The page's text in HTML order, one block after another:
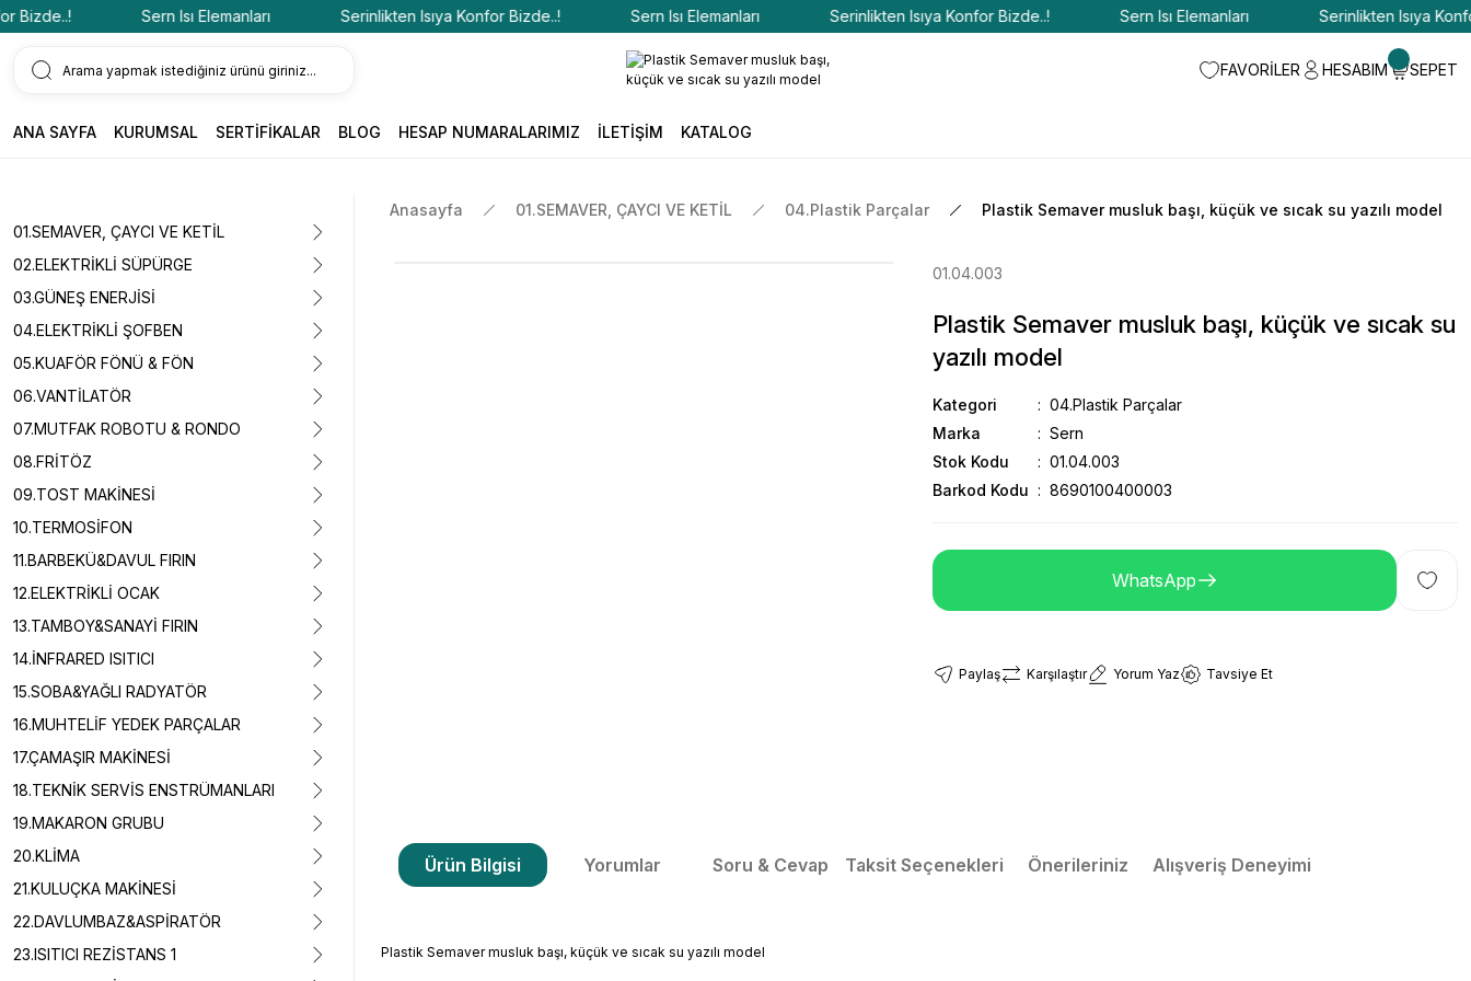
Sern Isı Elemanları Serinlikten Isıya Konfor Bizde..! Sern Isı Elemanları Serinlikten Isıya Konfor Bizde..! Sern Isı Elemanları Serinlikten Isıya Konfor
FAVORİLER HESABIM SEPET
ANA SAYFA KURUMSAL SERTİFİKALAR BLOG HESAP NUMARALARIMIZ İLETİŞİM KATALOG
01.SEMAVER, ÇAYCI VE KETİL
02.ELEKTRİKLİ SÜPÜRGE
03.GÜNEŞ ENERJİSİ
04.ELEKTRİKLİ ŞOFBEN
05.KUAFÖR FÖNÜ & FÖN
06.VANTİLATÖR
07.MUTFAK ROBOTU & RONDO
08.FRİTÖZ
09.TOST MAKİNESİ
10.TERMOSİFON
11.BARBEKÜ&DAVUL FIRIN
12.ELEKTRİKLİ OCAK
13.TAMBOY&SANAYİ FIRIN
14.İNFRARED ISITICI
15.SOBA&YAĞLI RADYATÖR
16.MUHTELİF YEDEK PARÇALAR
17.ÇAMAŞIR MAKİNESİ
18.TEKNİK SERVİS ENSTRÜMANLARI
19.MAKARON GRUBU
20.KLİMA
21.KULUÇKA MAKİNESİ
22.DAVLUMBAZ&ASPİRATÖR
23.ISITICI REZİSTANS 1
Anasayfa 01.SEMAVER, ÇAYCI VE KETİL 04.Plastik Parçalar Plastik Semaver musluk başı, küçük ve sıcak su yazılı model
01.04.003
Plastik Semaver musluk başı, küçük ve sıcak su
yazılı model
Kategori
04.Plastik Parçalar
Marka
Sern
Stok Kodu
01.04.003
Barkod Kodu
8690100400003
WhatsApp
Paylaş Karşılaştır Yorum Yaz Tavsiye Et
Ürün Bilgisi Yorumlar Soru & Cevap Taksit Seçenekleri Önerileriniz Alışveriş Deneyimi
Plastik Semaver musluk başı, küçük ve sıcak su yazılı model